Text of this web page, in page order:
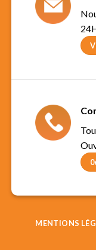
MENTIONS